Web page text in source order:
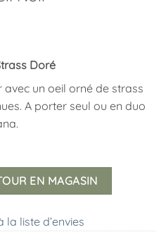
Doré
un oeil orné de strass
A porter seul ou en duo
EN MAGASIN
la liste d’envies